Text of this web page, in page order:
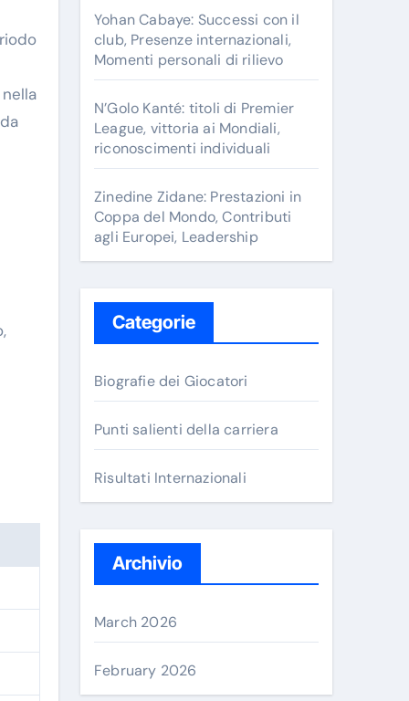
Yohan Cabaye: Successi con il
club, Presenze internazionali,
Momenti personali di rilievo
N’Golo Kanté: titoli di Premier
League, vittoria ai Mondiali,
riconoscimenti individuali
Zinedine Zidane: Prestazioni in
Coppa del Mondo, Contributi
agli Europei, Leadership
Categorie
Biografie dei Giocatori
Punti salienti della carriera
Risultati Internazionali
Archivio
March 2026
February 2026